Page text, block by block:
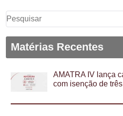
Pesquisar
por:
Matérias Recentes
AMATRA IV lança
com isenção de